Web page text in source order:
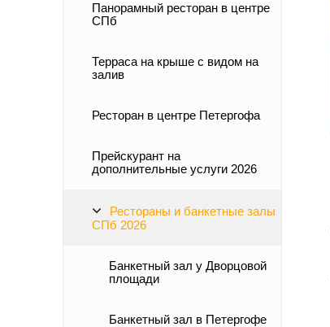
Панорамный ресторан в центре
СПб
Терраса на крыше с видом на
залив
Ресторан в центре Петергофа
Прейскурант на
дополнительные услуги 2026
Рестораны и банкетные залы
СПб 2026
Банкетный зал у Дворцовой
площади
Банкетный зал в Петергофе